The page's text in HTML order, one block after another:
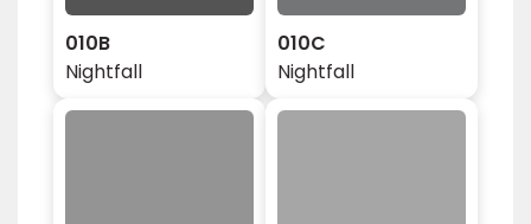
010B
Nightfall
010C
Nightfall